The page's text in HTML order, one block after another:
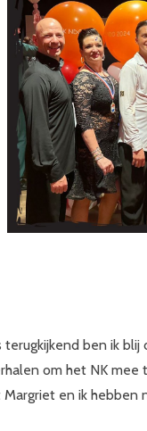
terugkijkend ben ik
om het NK
Margriet en ik hebben